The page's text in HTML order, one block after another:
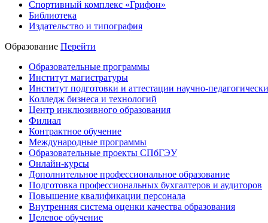
Спортивный комплекс «Грифон»
Библиотека
Издательство и типография
Образование Перейти
Образовательные программы
Институт магистратуры
Институт подготовки и аттестации научно-
Колледж бизнеса и технологий
Центр инклюзивного образования
Филиал
Контрактное обучение
Международные программы
Образовательные проекты СПбГЭУ
Онлайн-курсы
Дополнительное профессиональное образование
Подготовка профессиональных бухгалтеров и аудиторов
Повышение квалификации персонала
Внутренняя система оценки качества образования
Целевое обучение